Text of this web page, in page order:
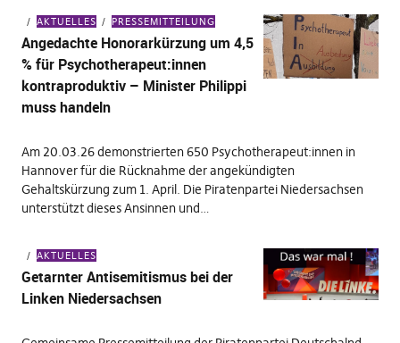
AKTUELLES PRESSEMITTEILUNG
Angedachte Honorarkürzung um 4,5
% für Psychotherapeut:innen
kontraproduktiv – Minister Philippi
muss handeln
Am 20.03.26 demonstrierten 650 Psychotherapeut:innen in
Hannover für die Rücknahme der angekündigten
Gehaltskürzung zum 1. April. Die Piratenpartei Niedersachsen
unterstützt dieses Ansinnen und…
AKTUELLES
Getarnter Antisemitismus bei der
Linken Niedersachsen